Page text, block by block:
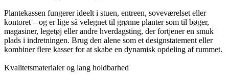
Plantekassen fungerer ideelt i stuen, entreen, soveværelset eller
kontoret – og er lige så velegnet til grønne planter som til bøger,
magasiner, legetøj eller andre hverdagsting, der fortjener en smuk
plads i indretningen. Brug den alene som et designstatement eller
kombiner flere kasser for at skabe en dynamisk opdeling af rummet.
Kvalitetsmaterialer og lang holdbarhed